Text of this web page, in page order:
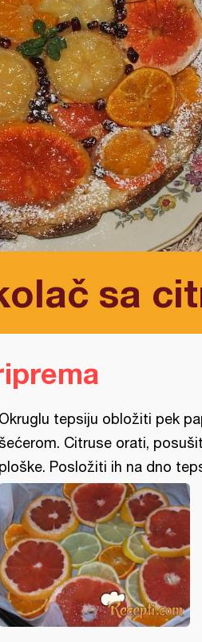
sa
Okruglu tepsiju obložiti pek
šećerom. Citruse orati,
ploške. Posložiti ih na dno